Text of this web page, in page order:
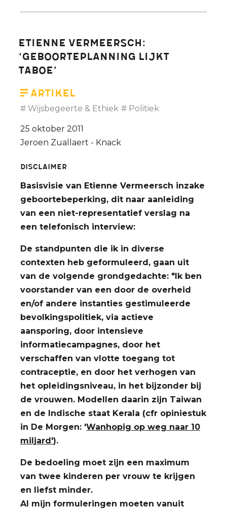
Etienne Vermeersch:
‘Geboorteplanning lijkt
taboe’
Artikel
Wijsbegeerte & Ethiek Politiek
25 oktober 2011
Jeroen Zuallaert - Knack
DISCLAIMER
Basisvisie van Etienne Vermeersch inzake
geboortebeperking, dit naar aanleiding
van een niet-representatief verslag na
een telefonisch interview:
De standpunten die ik in diverse
contexten heb geformuleerd, gaan uit
van de volgende grondgedachte: "Ik ben
voorstander van een door de overheid
en/of andere instanties gestimuleerde
bevolkingspolitiek, via actieve
aansporing, door intensieve
informatiecampagnes, door het
verschaffen van vlotte toegang tot
contraceptie, en door het verhogen van
het opleidingsniveau, in het bijzonder bij
de vrouwen. Modellen daarin zijn Taiwan
en de Indische staat Kerala (cfr opiniestuk
in De Morgen: 'Wanhopig op weg naar 10
miljard').
De bedoeling moet zijn een maximum
van twee kinderen per vrouw te krijgen
en liefst minder.
Al mijn formuleringen moeten vanuit